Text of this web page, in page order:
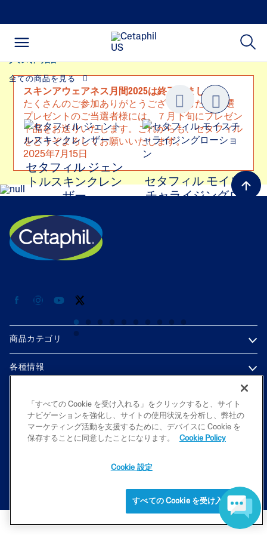
スキンアウェアネス月間2025は終了しました
たくさんのご参加ありがとうございました！ 抽選
プレゼントのご当選者様には、７月下旬にプレゼン
ト品をお送りいたします。これからも、セタフィル
をどうぞよろしくお願いいたします。
2025年7月15日
人気商品
全ての商品を見る
Previo
us
next
セタフィル ジェン
トルスキンクレン
ザー
セタフィル モイス
チャライジングロ
商品カテゴリ
各種情報
「すべての Cookie を受け入れる」をクリックすると、サイト
ナビゲーションを強化し、サイトの使用状況を分析し、弊社の
マーケティング活動を支援するために、デバイスに Cookie を
保存することに同意したことになります。
Cookie Policy
Cookie 設定
すべての Cookie を受け入れる